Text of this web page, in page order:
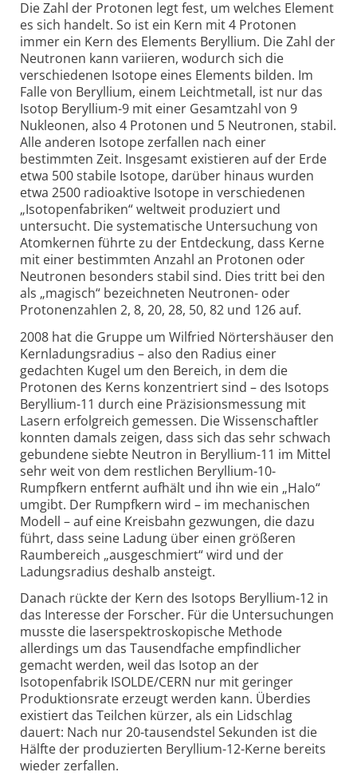
Die Zahl der Protonen legt fest, um welches Element
es sich handelt. So ist ein Kern mit 4 Protonen
immer ein Kern des Elements Beryllium. Die Zahl der
Neutronen kann variieren, wodurch sich die
verschiedenen Isotope eines Elements bilden. Im
Falle von Beryllium, einem Leichtmetall, ist nur das
Isotop Beryllium-9 mit einer Gesamtzahl von 9
Nukleonen, also 4 Protonen und 5 Neutronen, stabil.
Alle anderen Isotope zerfallen nach einer
bestimmten Zeit. Insgesamt existieren auf der Erde
etwa 500 stabile Isotope, darüber hinaus wurden
etwa 2500 radioaktive Isotope in verschiedenen
„Isotopenfabriken“ weltweit produziert und
untersucht. Die systematische Untersuchung von
Atomkernen führte zu der Entdeckung, dass Kerne
mit einer bestimmten Anzahl an Protonen oder
Neutronen besonders stabil sind. Dies tritt bei den
als „magisch“ bezeichneten Neutronen- oder
Protonenzahlen 2, 8, 20, 28, 50, 82 und 126 auf.
2008 hat die Gruppe um Wilfried Nörtershäuser den
Kernladungsradius – also den Radius einer
gedachten Kugel um den Bereich, in dem die
Protonen des Kerns konzentriert sind – des Isotops
Beryllium-11 durch eine Präzisionsmessung mit
Lasern erfolgreich gemessen. Die Wissenschaftler
konnten damals zeigen, dass sich das sehr schwach
gebundene siebte Neutron in Beryllium-11 im Mittel
sehr weit von dem restlichen Beryllium-10-
Rumpfkern entfernt aufhält und ihn wie ein „Halo“
umgibt. Der Rumpfkern wird – im mechanischen
Modell – auf eine Kreisbahn gezwungen, die dazu
führt, dass seine Ladung über einen größeren
Raumbereich „ausgeschmiert“ wird und der
Ladungsradius deshalb ansteigt.
Danach rückte der Kern des Isotops Beryllium-12 in
das Interesse der Forscher. Für die Untersuchungen
musste die laserspektroskopische Methode
allerdings um das Tausendfache empfindlicher
gemacht werden, weil das Isotop an der
Isotopenfabrik ISOLDE/CERN nur mit geringer
Produktionsrate erzeugt werden kann. Überdies
existiert das Teilchen kürzer, als ein Lidschlag
dauert: Nach nur 20-tausendstel Sekunden ist die
Hälfte der produzierten Beryllium-12-Kerne bereits
wieder zerfallen.